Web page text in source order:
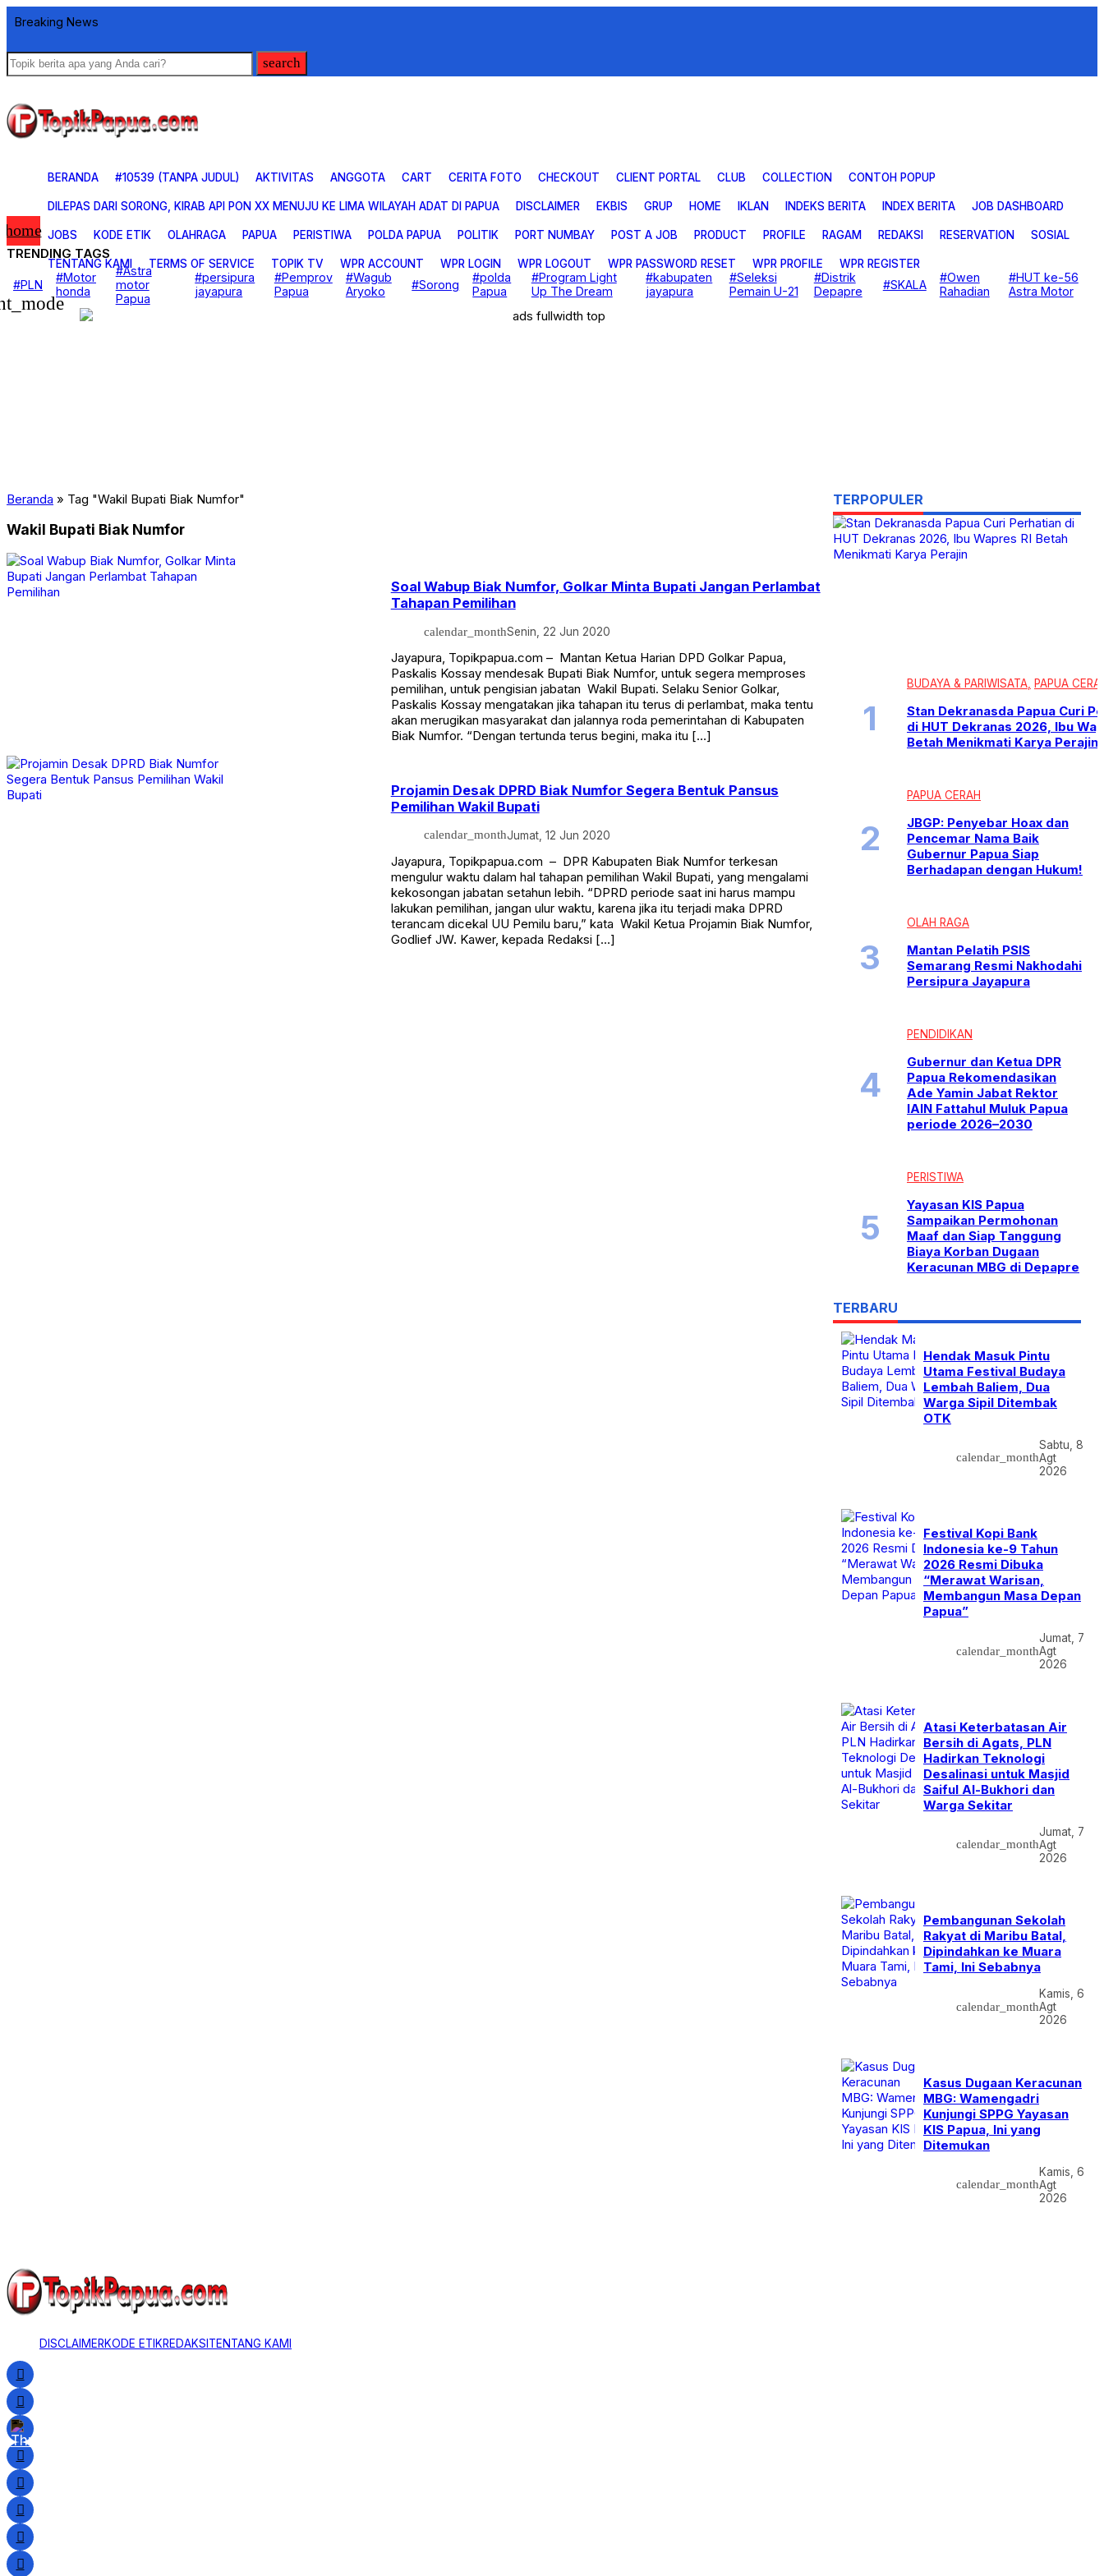
Breaking News
search
BERANDA #10539 (TANPA JUDUL) AKTIVITAS ANGGOTA CART CERITA FOTO CHECKOUT CLIENT PORTAL CLUB COLLECTION CONTOH POPUP
DILEPAS DARI SORONG, KIRAB API PON XX MENUJU KE LIMA WILAYAH ADAT DI PAPUA DISCLAIMER EKBIS GRUP HOME IKLAN INDEKS BERITA INDEX BERITA JOB DASHBOARD
JOBS KODE ETIK OLAHRAGA PAPUA PERISTIWA POLDA PAPUA POLITIK PORT NUMBAY POST A JOB PRODUCT PROFILE RAGAM REDAKSI RESERVATION SOSIAL
TENTANG KAMI TERMS OF SERVICE TOPIK TV WPR ACCOUNT WPR LOGIN WPR LOGOUT WPR PASSWORD RESET WPR PROFILE WPR REGISTER
home
Beranda
BUDAYA & PARIWISATA
CERITA FOTO
CERITA FOTO
EKONOMI DAN BISNIS
TRENDING TAGS
#PLN
#Motor
honda
#Astra
motor
Papua
#persipura
jayapura
#Pemprov
Papua
#Wagub
Aryoko
#Sorong
#polda
Papua
#Program Light
Up The Dream
#kabupaten
jayapura
#Seleksi
Pemain U-21
#Distrik
Depapre
#SKALA
#Owen
Rahadian
#HUT ke-56
Astra Motor
Beranda » Tag "Wakil Bupati Biak Numfor"
Wakil Bupati Biak Numfor
Soal Wabup Biak Numfor, Golkar Minta Bupati Jangan Perlambat
Tahapan Pemilihan
calendar_monthSenin, 22 Jun 2020
Jayapura, Topikpapua.com – Mantan Ketua Harian DPD Golkar Papua,
Paskalis Kossay mendesak Bupati Biak Numfor, untuk segera memproses
pemilihan, untuk pengisian jabatan Wakil Bupati. Selaku Senior Golkar,
Paskalis Kossay mengatakan jika tahapan itu terus di perlambat, maka tentu
akan merugikan masyarakat dan jalannya roda pemerintahan di Kabupaten
Biak Numfor. “Dengan tertunda terus begini, maka itu […]
Projamin Desak DPRD Biak Numfor Segera Bentuk Pansus
Pemilihan Wakil Bupati
calendar_monthJumat, 12 Jun 2020
Jayapura, Topikpapua.com – DPR Kabupaten Biak Numfor terkesan
mengulur waktu dalam hal tahapan pemilihan Wakil Bupati, yang mengalami
kekosongan jabatan setahun lebih. “DPRD periode saat ini harus mampu
lakukan pemilihan, jangan ulur waktu, karena jika itu terjadi maka DPRD
terancam dicekal UU Pemilu baru,” kata Wakil Ketua Projamin Biak Numfor,
Godlief JW. Kawer, kepada Redaksi […]
TERPOPULER
BUDAYA & PARIWISATA PAPUA
Stan Dekranasda Papua Curi
di HUT Dekranas 2026, Ibu
Betah Menikmati Karya Perajin
PAPUA CERAH
JBGP: Penyebar Hoax dan
Pencemar Nama Baik
Gubernur Papua Siap
Berhadapan dengan Hukum!
OLAH RAGA
Mantan Pelatih PSIS
Semarang Resmi Nakhodahi
Persipura Jayapura
PENDIDIKAN
Gubernur dan Ketua DPR
Papua Rekomendasikan
Ade Yamin Jabat Rektor
IAIN Fattahul Muluk Papua
periode 2026–2030
PERISTIWA
Yayasan KIS Papua
Sampaikan Permohonan
Maaf dan Siap Tanggung
Biaya Korban Dugaan
Keracunan MBG di Depapre
TERBARU
Hendak Masuk Pintu
Utama Festival Budaya
Lembah Baliem, Dua
Warga Sipil Ditembak
OTK
calendar_month
Sabtu, 8
Agt
2026
Festival Kopi Bank
Indonesia ke-9 Tahun
2026 Resmi Dibuka
“Merawat Warisan,
Membangun Masa Depan
Papua”
calendar_month
Jumat, 7
Agt
2026
Atasi Keterbatasan Air
Bersih di Agats, PLN
Hadirkan Teknologi
Desalinasi untuk Masjid
Saiful Al-Bukhori dan
Warga Sekitar
calendar_month
Jumat, 7
Agt
2026
Pembangunan Sekolah
Rakyat di Maribu Batal,
Dipindahkan ke Muara
Tami, Ini Sebabnya
calendar_month
Kamis, 6
Agt
2026
Kasus Dugaan Keracunan
MBG: Wamengadri
Kunjungi SPPG Yayasan
KIS Papua, Ini yang
Ditemukan
calendar_month
Kamis, 6
Agt
2026
DISCLAIMERKODE ETIKREDAKSITENTANG KAMI